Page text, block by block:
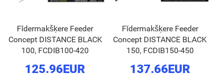
Fīdermakšķere Feeder
Concept DISTANCE BLACK
100, FCDIB100-420
125.96EUR
Fīdermakšķere Feeder
Concept DISTANCE BLACK
150, FCDIB150-450
137.66EUR